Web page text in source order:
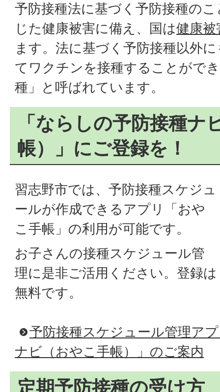
予防接種法に基づく予防接種の
じた健康被害に備え、国は健康被
ます。法に基づく予防接種以外
てワクチンを接種することがで
種」と呼ばれています。
「ならしの予防接種ナ
帳）」にご登録を！
習志野市では、予防接種スケジュ
ールが作成できるアプリ「おや
こ手帳」の利用が可能です。
お子さんの接種スケジュール管
理に是非ご活用ください。登録は
無料です。
予防接種スケジュール管理ア
ナビ（おやこ手帳）」のご案内
定期予防接種の受け方